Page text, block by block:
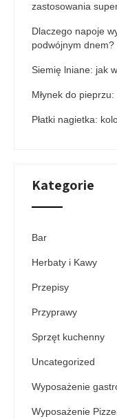
zastosowania
Dlaczego napoje
podwójnym dnem?
Siemię lniane: jak
Młynek do
Płatki nagietka:
Kategorie
Bar
Herbaty i Kawy
Przepisy
Przyprawy
Sprzęt kuchenny
Uncategorized
Wyposażenie
Wyposażenie